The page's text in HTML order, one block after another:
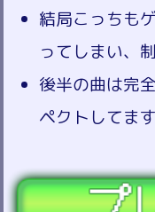
結局こっちも
ってしまい、
後半の曲は完
ペクトしてます